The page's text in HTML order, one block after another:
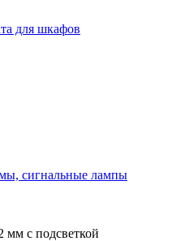
для шкафов
сигнальные лампы
мм с подсветкой